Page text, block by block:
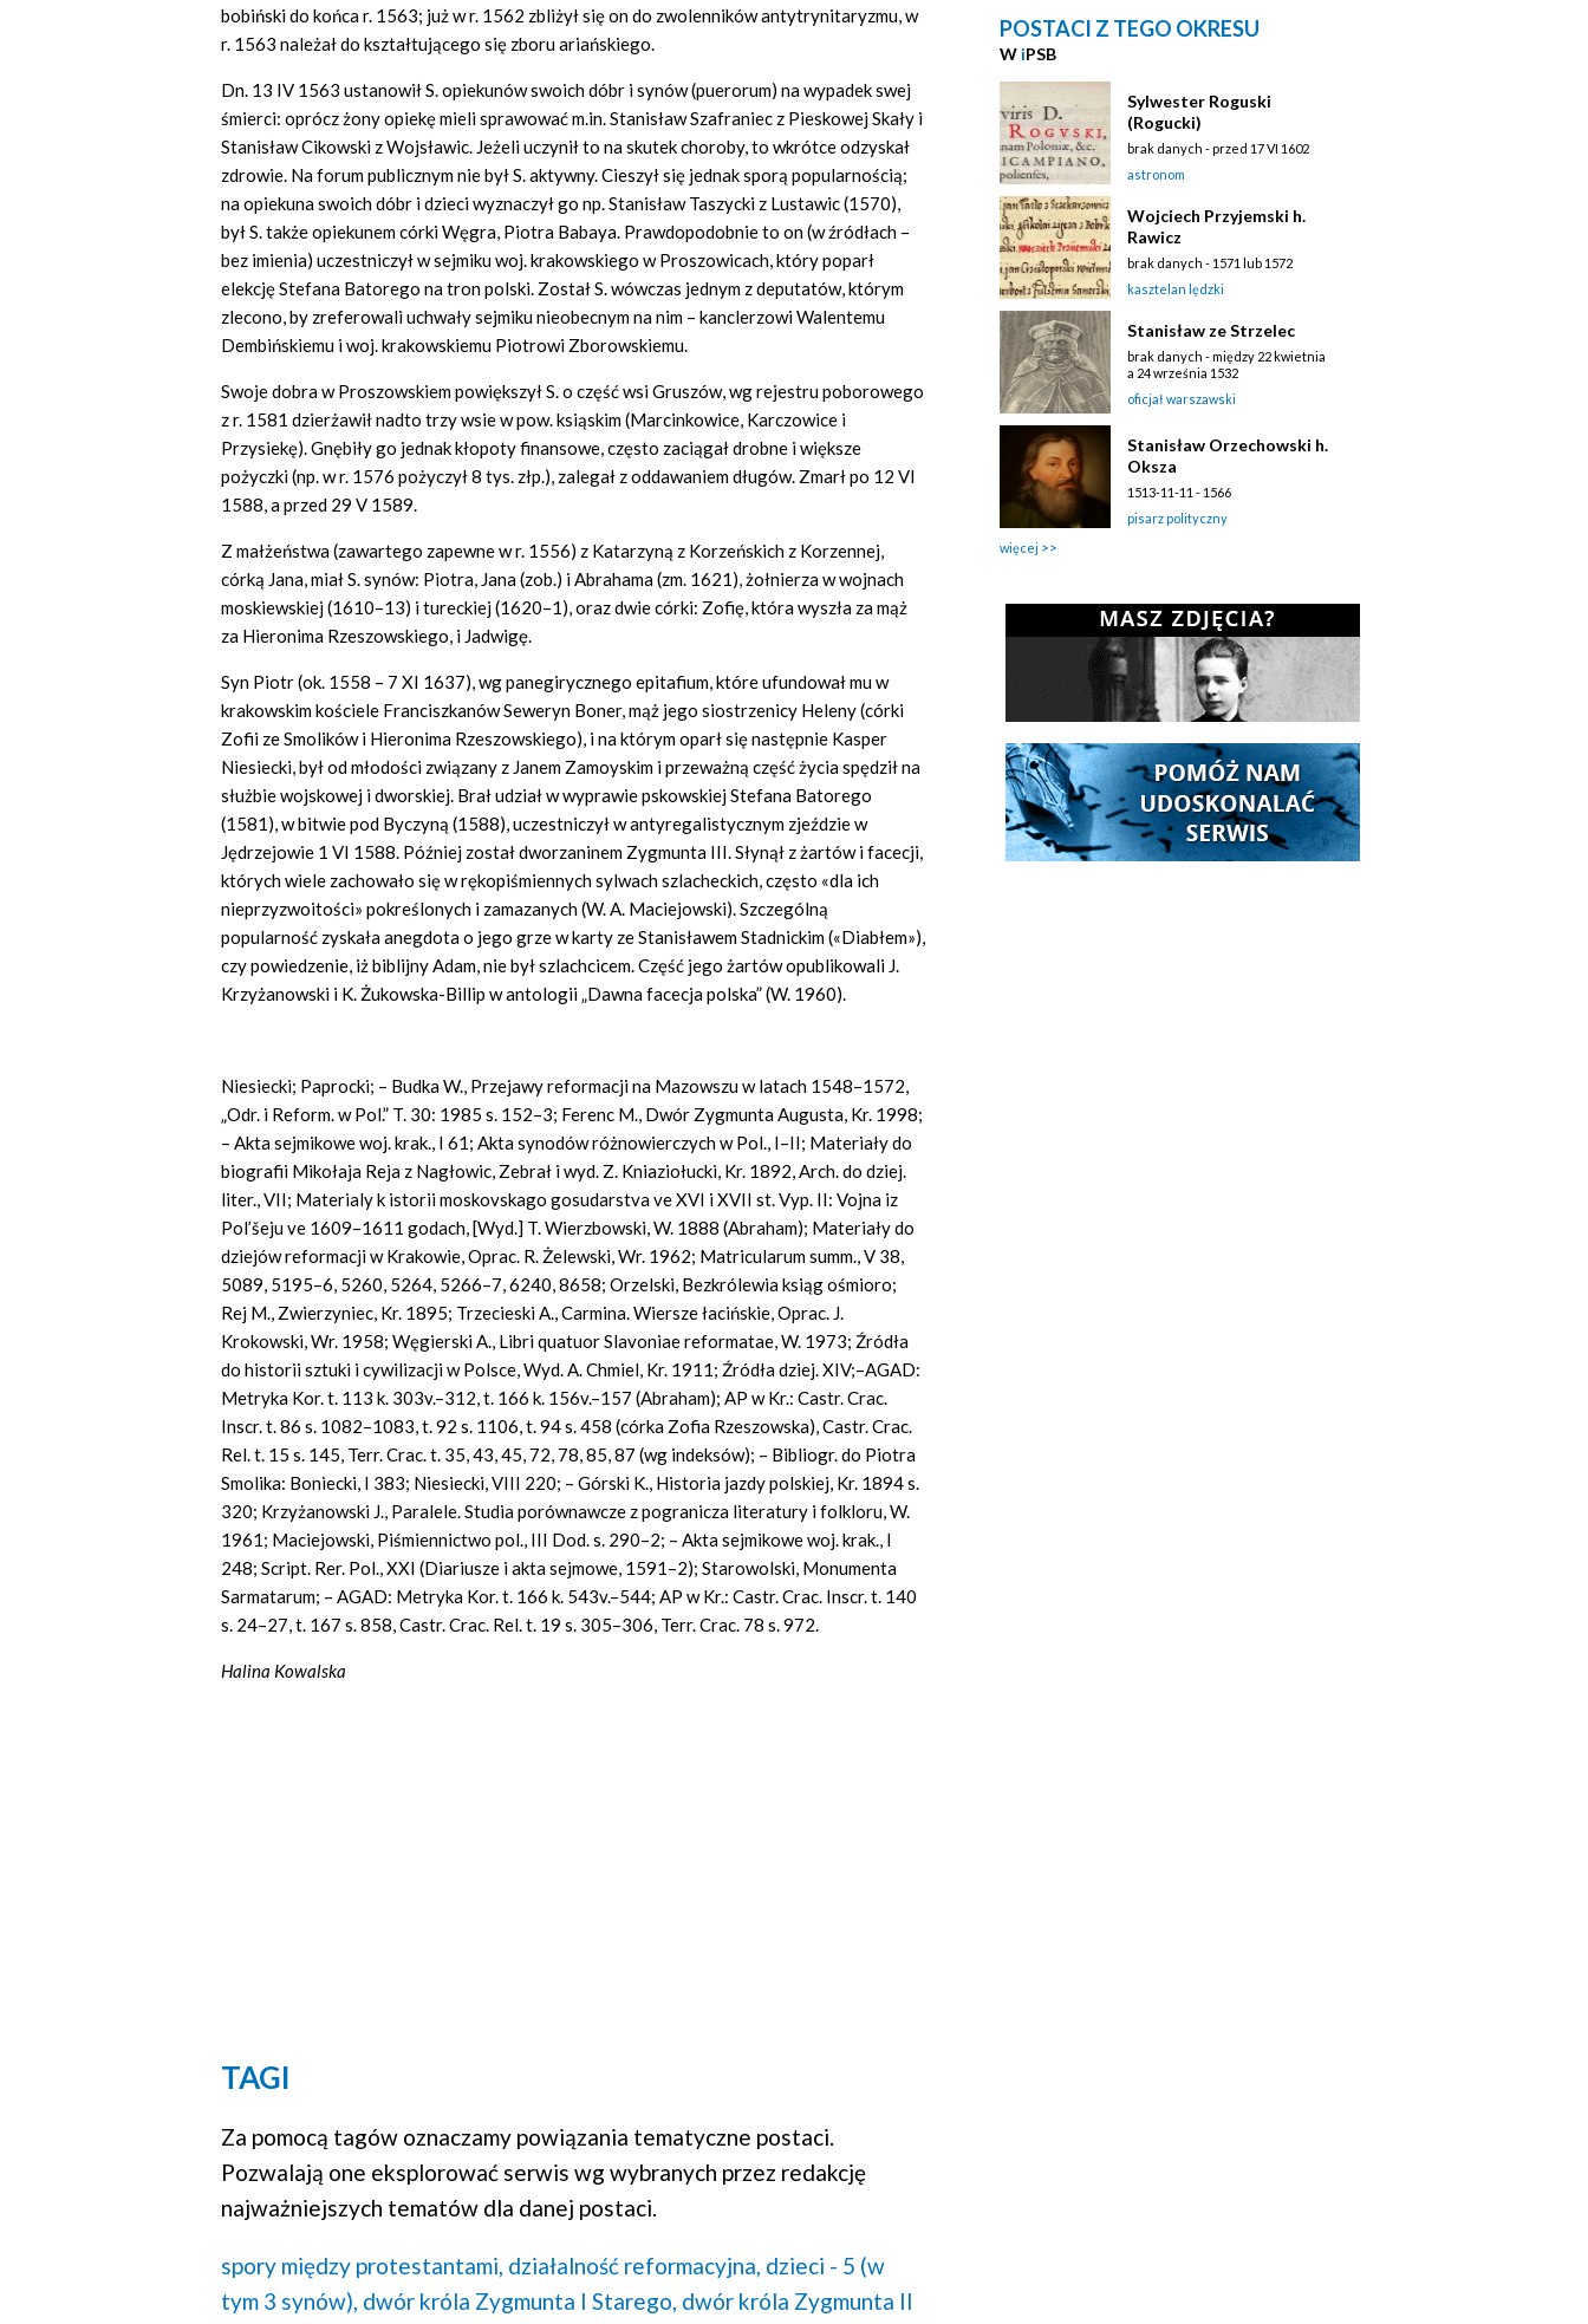
bobiński do końca r. 1563; już w r. 1562 zbliżył się on do zwolenników antytrynitaryzmu, w
r. 1563 należał do kształtującego się zboru ariańskiego.
Dn. 13 IV 1563 ustanowił S. opiekunów swoich dóbr i synów (puerorum) na wypadek swej
śmierci: oprócz żony opiekę mieli sprawować m.in. Stanisław Szafraniec z Pieskowej Skały i
Stanisław Cikowski z Wojsławic. Jeżeli uczynił to na skutek choroby, to wkrótce odzyskał
zdrowie. Na forum publicznym nie był S. aktywny. Cieszył się jednak sporą popularnością;
na opiekuna swoich dóbr i dzieci wyznaczył go np. Stanisław Taszycki z Lustawic (1570),
był S. także opiekunem córki Węgra, Piotra Babaya. Prawdopodobnie to on (w źródłach –
bez imienia) uczestniczył w sejmiku woj. krakowskiego w Proszowicach, który poparł
elekcję Stefana Batorego na tron polski. Został S. wówczas jednym z deputatów, którym
zlecono, by zreferowali uchwały sejmiku nieobecnym na nim – kanclerzowi Walentemu
Dembińskiemu i woj. krakowskiemu Piotrowi Zborowskiemu.
Swoje dobra w Proszowskiem powiększył S. o część wsi Gruszów, wg rejestru poborowego
z r. 1581 dzierżawił nadto trzy wsie w pow. ksiąskim (Marcinkowice, Karczowice i
Przysiekę). Gnębiły go jednak kłopoty finansowe, często zaciągał drobne i większe
pożyczki (np. w r. 1576 pożyczył 8 tys. złp.), zalegał z oddawaniem długów. Zmarł po 12 VI
1588, a przed 29 V 1589.
Z małżeństwa (zawartego zapewne w r. 1556) z Katarzyną z Korzeńskich z Korzennej,
córką Jana, miał S. synów: Piotra, Jana (zob.) i Abrahama (zm. 1621), żołnierza w wojnach
moskiewskiej (1610–13) i tureckiej (1620–1), oraz dwie córki: Zofię, która wyszła za mąż
za Hieronima Rzeszowskiego, i Jadwigę.
Syn Piotr (ok. 1558 – 7 XI 1637), wg panegirycznego epitafium, które ufundował mu w
krakowskim kościele Franciszkanów Seweryn Boner, mąż jego siostrzenicy Heleny (córki
Zofii ze Smolików i Hieronima Rzeszowskiego), i na którym oparł się następnie Kasper
Niesiecki, był od młodości związany z Janem Zamoyskim i przeważną część życia spędził na
służbie wojskowej i dworskiej. Brał udział w wyprawie pskowskiej Stefana Batorego
(1581), w bitwie pod Byczyną (1588), uczestniczył w antyregalistycznym zjeździe w
Jędrzejowie 1 VI 1588. Później został dworzaninem Zygmunta III. Słynął z żartów i facecji,
których wiele zachowało się w rękopiśmiennych sylwach szlacheckich, często «dla ich
nieprzyzwoitości» pokreślonych i zamazanych (W. A. Maciejowski). Szczególną
popularność zyskała anegdota o jego grze w karty ze Stanisławem Stadnickim («Diabłem»),
czy powiedzenie, iż biblijny Adam, nie był szlachcicem. Część jego żartów opublikowali J.
Krzyżanowski i K. Żukowska-Billip w antologii „Dawna facecja polska” (W. 1960).
Niesiecki; Paprocki; – Budka W., Przejawy reformacji na Mazowszu w latach 1548–1572,
„Odr. i Reform. w Pol.” T. 30: 1985 s. 152–3; Ferenc M., Dwór Zygmunta Augusta, Kr. 1998;
– Akta sejmikowe woj. krak., I 61; Akta synodów różnowierczych w Pol., I–II; Materiały do
biografii Mikołaja Reja z Nagłowic, Zebrał i wyd. Z. Kniaziołucki, Kr. 1892, Arch. do dziej.
liter., VII; Materialyk istoriimoskovskago gosudarstva veXVI i XVII st. Vyp. II: Vojna iz
Pol’šeju ve 1609–1611 godach,[Wyd.] T. Wierzbowski, W. 1888 (Abraham); Materiały do
dziejów reformacji w Krakowie, Oprac. R. Żelewski, Wr. 1962; Matricularum summ., V 38,
5089, 5195–6, 5260, 5264, 5266–7, 6240, 8658; Orzelski, Bezkrólewia ksiąg ośmioro;
Rej M., Zwierzyniec, Kr. 1895; Trzecieski A., Carmina. Wiersze łacińskie, Oprac. J.
Krokowski, Wr. 1958; WęgierskiA., Libri quatuor Slavoniaereformatae, W. 1973; Źródła
do historii sztuki i cywilizacji w Polsce, Wyd. A. Chmiel, Kr. 1911; Źródła dziej. XIV;–AGAD:
Metryka Kor. t. 113 k. 303v.–312, t. 166 k. 156v.–157 (Abraham); AP w Kr.: Castr. Crac.
Inscr. t. 86 s. 1082–1083, t. 92 s. 1106, t. 94 s. 458 (córka Zofia Rzeszowska), Castr.Crac.
Rel. t. 15 s. 145, Terr.Crac. t. 35, 43, 45, 72, 78, 85, 87 (wg indeksów); – Bibliogr. do Piotra
Smolika: Boniecki, I 383; Niesiecki, VIII 220; – Górski K., Historia jazdy polskiej, Kr. 1894 s.
320; Krzyżanowski J., Paralele. Studia porównawcze z pogranicza literatury i folkloru, W.
1961; Maciejowski, Piśmiennictwo pol., III Dod. s. 290–2; – Akta sejmikowe woj. krak., I
248; Script. Rer. Pol., XXI (Diariusze i akta sejmowe, 1591–2); Starowolski, Monumenta
Sarmatarum; – AGAD: Metryka Kor. t. 166 k. 543v.–544; AP w Kr.: Castr.Crac. Inscr. t. 140
s. 24–27, t. 167 s. 858, Castr. Crac. Rel. t. 19 s. 305–306, Terr.Crac. 78 s. 972.
Halina Kowalska
TAGI
Za pomocą tagów oznaczamy powiązania tematyczne postaci.
Pozwalają one eksplorować serwis wg wybranych przez redakcję
najważniejszych tematów dla danej postaci.
spory między protestantami, działalność reformacyjna, dzieci - 5 (w
tym 3 synów), dwór króla Zygmunta I Starego, dwór króla Zygmunta II
POSTACI Z TEGO OKRESU
W iPSB
Sylwester Roguski
(Rogucki)
brak danych - przed 17 VI 1602
astronom
Wojciech Przyjemski h.
Rawicz
brak danych - 1571 lub 1572
kasztelan lędzki
Stanisław ze Strzelec
brak danych - między 22 kwietnia
a 24 września 1532
oficjał warszawski
Stanisław Orzechowski h.
Oksza
1513-11-11 - 1566
pisarz polityczny
więcej